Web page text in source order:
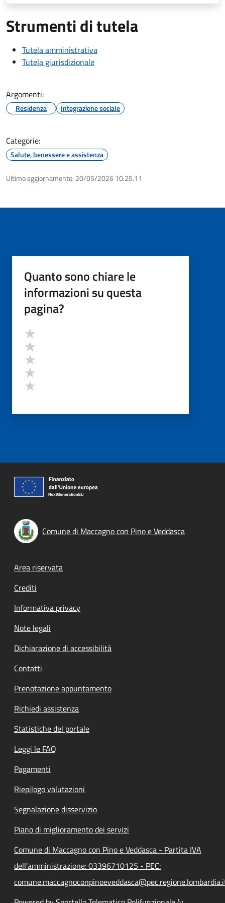
Strumenti di tutela
Tutela amministrativa
Tutela giurisdizionale
Argomenti:
Residenza Integrazione sociale
Categorie:
Salute, benessere e assistenza
Ultimo aggiornamento: 20/05/2026 10:25.11
Quanto sono chiare le
informazioni su questa
pagina?
Valutazione
Comune di Maccagno con Pino e Veddasca
Footer menu
Area riservata
Crediti
Informativa privacy
Note legali
Dichiarazione di accessibilità
Contatti
Prenotazione appuntamento
Richiedi assistenza
Statistiche del portale
Leggi le FAQ
Pagamenti
Riepilogo valutazioni
Segnalazione disservizio
Piano di miglioramento dei servizi
Comune di Maccagno con Pino e Veddasca - Partita IVA
dell'amministrazione: 03396710125 - PEC: